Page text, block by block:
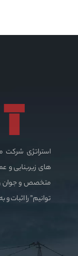
استراتژی شرکت
های زیربنایی و
متخصص و جوان و
توانیم” را اثبات